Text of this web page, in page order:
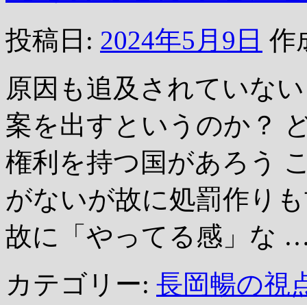
投稿日: 2024年5月9日 作
原因も追及されていな
案を出すというのか？
権利を持つ国があろう
がないが故に処罰作り
故に「やってる感」な
カテゴリー: 長岡暢の視